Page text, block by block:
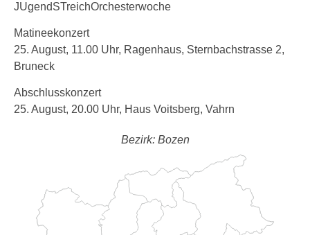
JUgendSTreichOrchesterwoche
Matineekonzert
25. August, 11.00 Uhr, Ragenhaus, Sternbachstrasse 2,
Bruneck
Abschlusskonzert
25. August, 20.00 Uhr, Haus Voitsberg, Vahrn
Bezirk: Bozen